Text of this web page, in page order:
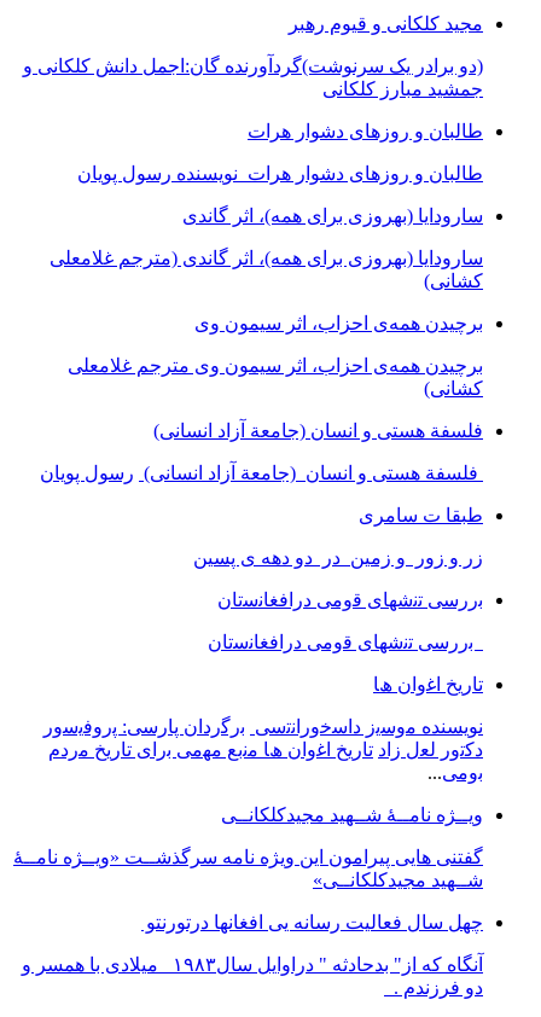
مجید کلکانی و قیوم رهبر
(دو برادر یک سرنوشت)گردآورنده گان:اجمل دانش کلکانی و
جمشید مبارز کلکانی
طالبان و روزهای دشوار هرات
طالبان و روزهای دشوار هرات نویسنده رسول پویان
سارودایا (بهروزی برای همه)، اثر گاندی
سارودایا (بهروزی برای همه)، اثر گاندی (مترجم غلامعلی
کشانی)
برچیدن همه‌ی احزاب، اثر سیمون وی
برچیدن همه‌ی احزاب، اثر سیمون وی مترجم غلامعلی
کشانی)
فلسفة هستی و انسان (جامعة آزاد انسانی)
فلسفة هستی و انسان (جامعة آزاد انسانی) رسول پویان
طبقا ت سامری
زر و زور و زمین در دو دهه ی پسین
ﺑررﺳﯽ ﺗﻧﺷﮭﺎی ﻗوﻣﯽ دراﻓﻐﺎﻧﺳﺗﺎن
ﺑررﺳﯽ ﺗﻧﺷﮭﺎی ﻗوﻣﯽ دراﻓﻐﺎﻧﺳﺗﺎن
ﺗﺎرﯾﺦ اﻏوان ھﺎ
نویسنده ﻣوﺳﯾز داﺳﺧوراﻧﺗﺳﯽ ﺑرﮔردان ﭘﺎرﺳﯽ: ﭘروﻓﯾﺳور
دﮐﺗور ﻟﻌل زاد ﺗﺎرﯾﺦ اﻏوان ھﺎ ﻣﻧﺑﻊ ﻣﮭﻣﯽ ﺑرای ﺗﺎرﯾﺦ ﻣردم
ﺑوﻣﯽ...
ویــژه نامــۀ شــهید مجیدکلکانــی
گفتنی هایی پیرامون این ویژه نامه سرگذشــت «ویــژه نامــۀ
شــهید مجیدکلکانــی»
چهل سال فعالیت رسانه یی افغانها درتورنتو
آنگاه که از" بدحادثه " دراوایل سال۱۹۸۳ میلادی با همسر و
دو فرزندم .